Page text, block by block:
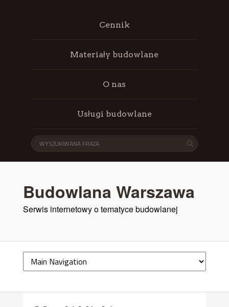
Cennik
Materiały budowlane
O nas
Usługi budowlane
Budowlana Warszawa
Serwis internetowy o tematyce budowlanej